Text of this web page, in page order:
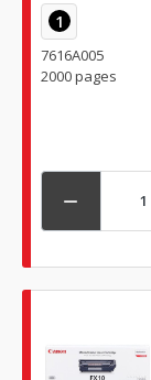
1
7616A005
2000 pages
